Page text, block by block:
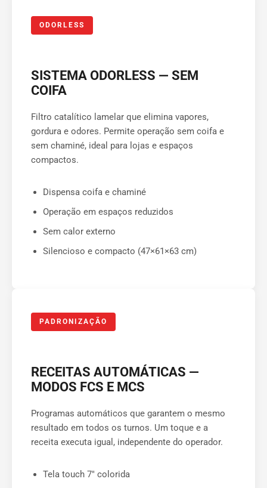
ODORLESS
SISTEMA ODORLESS — SEM
COIFA
Filtro catalítico lamelar que elimina vapores,
gordura e odores. Permite operação sem coifa e
sem chaminé, ideal para lojas e espaços
compactos.
Dispensa coifa e chaminé
Operação em espaços reduzidos
Sem calor externo
Silencioso e compacto (47×61×63 cm)
PADRONIZAÇÃO
RECEITAS AUTOMÁTICAS —
MODOS FCS E MCS
Programas automáticos que garantem o mesmo
resultado em todos os turnos. Um toque e a
receita executa igual, independente do operador.
Tela touch 7″ colorida